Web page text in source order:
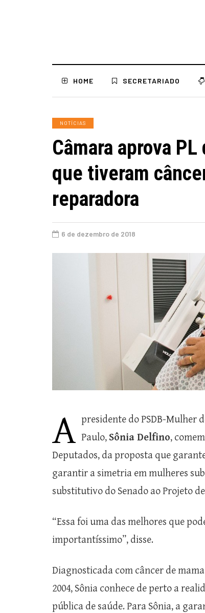
HOME SECRETARIADO
NOTÍCIAS
Câmara aprova
que tiveram
reparadora
6 de dezembro de 2018
A presidente do PSDB-Mulher
Paulo, Sônia Delfino,
Deputados, da proposta que
garantir a simetria em mulheres
substitutivo do Senado ao Projeto
“Essa foi uma das melhores que
importantíssimo”, disse.
Diagnosticada com câncer de
2004, Sônia conhece de perto a
pública de saúde. Para Sônia, a